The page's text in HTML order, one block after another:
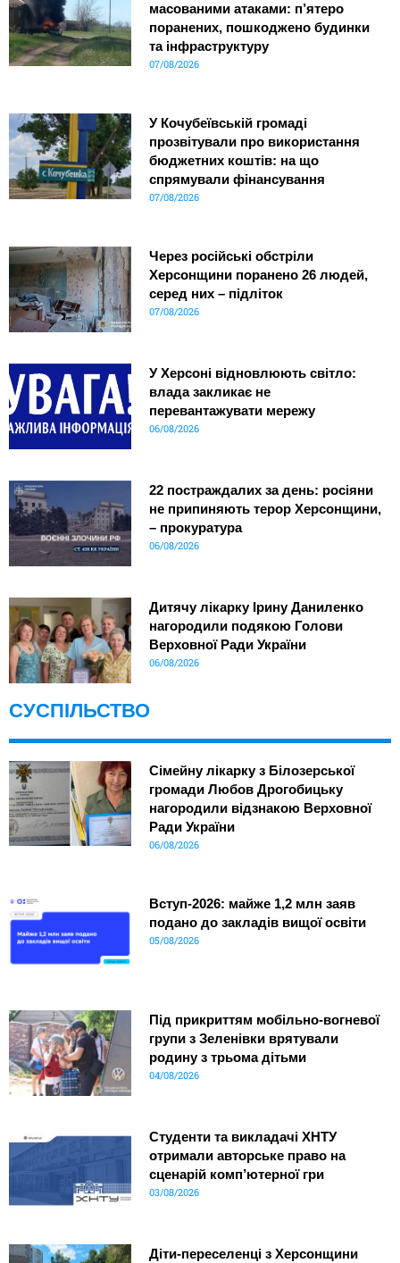
масованими атаками: п’ятеро
поранених, пошкоджено будинки
та інфраструктуру
07/08/2026
У Кочубеївській громаді
прозвітували про використання
бюджетних коштів: на що
спрямували фінансування
07/08/2026
Через російські обстріли
Херсонщини поранено 26 людей,
серед них – підліток
07/08/2026
У Херсоні відновлюють світло:
влада закликає не
перевантажувати мережу
06/08/2026
22 постраждалих за день: росіяни
не припиняють терор Херсонщини,
– прокуратура
06/08/2026
Дитячу лікарку Ірину Даниленко
нагородили подякою Голови
Верховної Ради України
06/08/2026
СУСПІЛЬСТВО
Сімейну лікарку з Білозерської
громади Любов Дрогобицьку
нагородили відзнакою Верховної
Ради України
06/08/2026
Вступ-2026: майже 1,2 млн заяв
подано до закладів вищої освіти
05/08/2026
Під прикриттям мобільно-вогневої
групи з Зеленівки врятували
родину з трьома дітьми
04/08/2026
Студенти та викладачі ХНТУ
отримали авторське право на
сценарій комп’ютерної гри
03/08/2026
Діти-переселенці з Херсонщини